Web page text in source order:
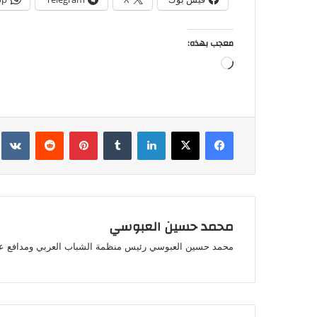
معجب بهذه:
جاري
فيسبوك ‫X لينكدإن بينتيريست
محمد حسين العبوسي
محمد حسين العبوسي رئيس منظمة الشباب العربي ومدافع